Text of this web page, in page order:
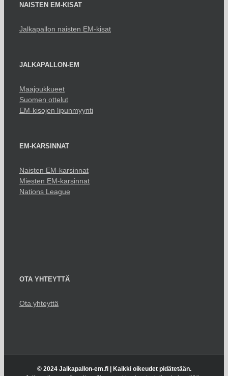
NAISTEN EM-KISAT
Jalkapallon naisten EM-kisat
JALKAPALLON-EM
Maajoukkueet
Suomen ottelut
EM-kisojen lipunmyynti
EM-KARSINNAT
Naisten EM-karsinnat
Miesten EM-karsinnat
Nations League
OTA YHTEYTTÄ
Ota yhteyttä
© 2024 Jalkapallon-em.fi | Kaikki oikeudet pidätetään.